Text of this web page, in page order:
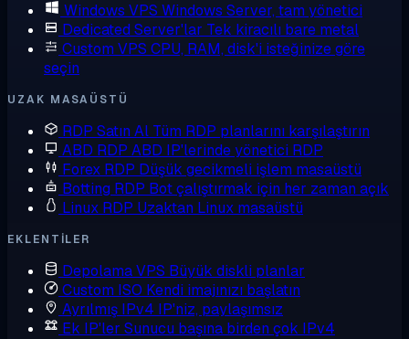
Windows VPS Windows Server, tam yönetici
Dedicated Server'lar Tek kiracılı bare metal
Custom VPS CPU, RAM, disk'i isteğinize göre
seçin
UZAK MASAÜSTÜ
RDP Satın Al Tüm RDP planlarını karşılaştırın
ABD RDP ABD IP'lerinde yönetici RDP
Forex RDP Düşük gecikmeli işlem masaüstü
Botting RDP Bot çalıştırmak için her zaman açık
Linux RDP Uzaktan Linux masaüstü
EKLENTILER
Depolama VPS Büyük diskli planlar
Custom ISO Kendi imajınızı başlatın
Ayrılmış IPv4 IP'niz, paylaşımsız
Ek IP'ler Sunucu başına birden çok IPv4